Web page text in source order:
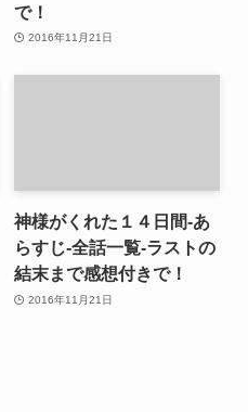
で！
2016年11月21日
神様がくれた１４日間-あ
らすじ-全話一覧-ラストの
結末まで感想付きで！
2016年11月21日